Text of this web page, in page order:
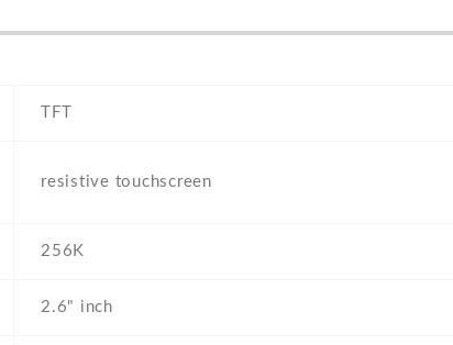
TFT
resistive touchscreen
256K
2.6" inch